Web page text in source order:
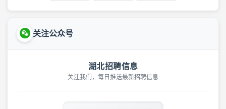
关注公众号
湖北招聘信息
关注我们，每日推送最新招聘信息